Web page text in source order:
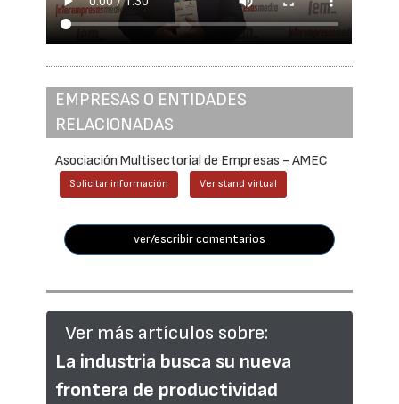
EMPRESAS O ENTIDADES
RELACIONADAS
Asociación Multisectorial de Empresas - AMEC
Solicitar información Ver stand virtual
ver/escribir comentarios
Ver más artículos sobre:
La industria busca su nueva
frontera de productividad